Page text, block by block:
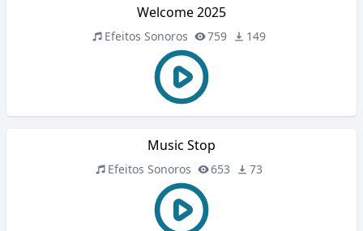
Welcome 2025
Efeitos Sonoros 759 149
Music Stop
Efeitos Sonoros 653 73